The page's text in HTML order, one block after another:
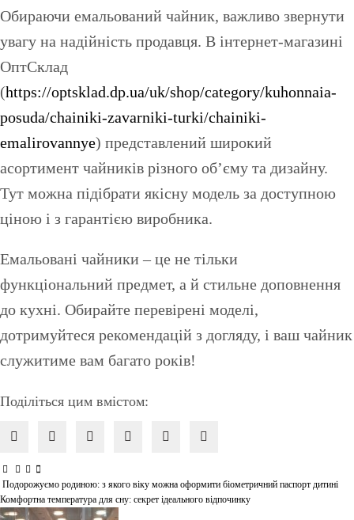
Обираючи емальований чайник, важливо звернути
увагу на надійність продавця. В інтернет-магазині
ОптСклад
(https://optsklad.dp.ua/uk/shop/category/kuhonnaia-
posuda/chainiki-zavarniki-turki/chainiki-
emalirovannye) представлений широкий
асортимент чайників різного об’єму та дизайну.
Тут можна підібрати якісну модель за доступною
ціною і з гарантією виробника.
Емальовані чайники – це не тільки
функціональний предмет, а й стильне доповнення
до кухні. Обирайте перевірені моделі,
дотримуйтеся рекомендацій з догляду, і ваш чайник
служитиме вам багато років!
Поділіться цим вмістом:
Навігація
записів
Подорожуємо родиною: з якого віку можна оформити біометричний паспорт дитині
Комфортна температура для сну: секрет ідеального відпочинку